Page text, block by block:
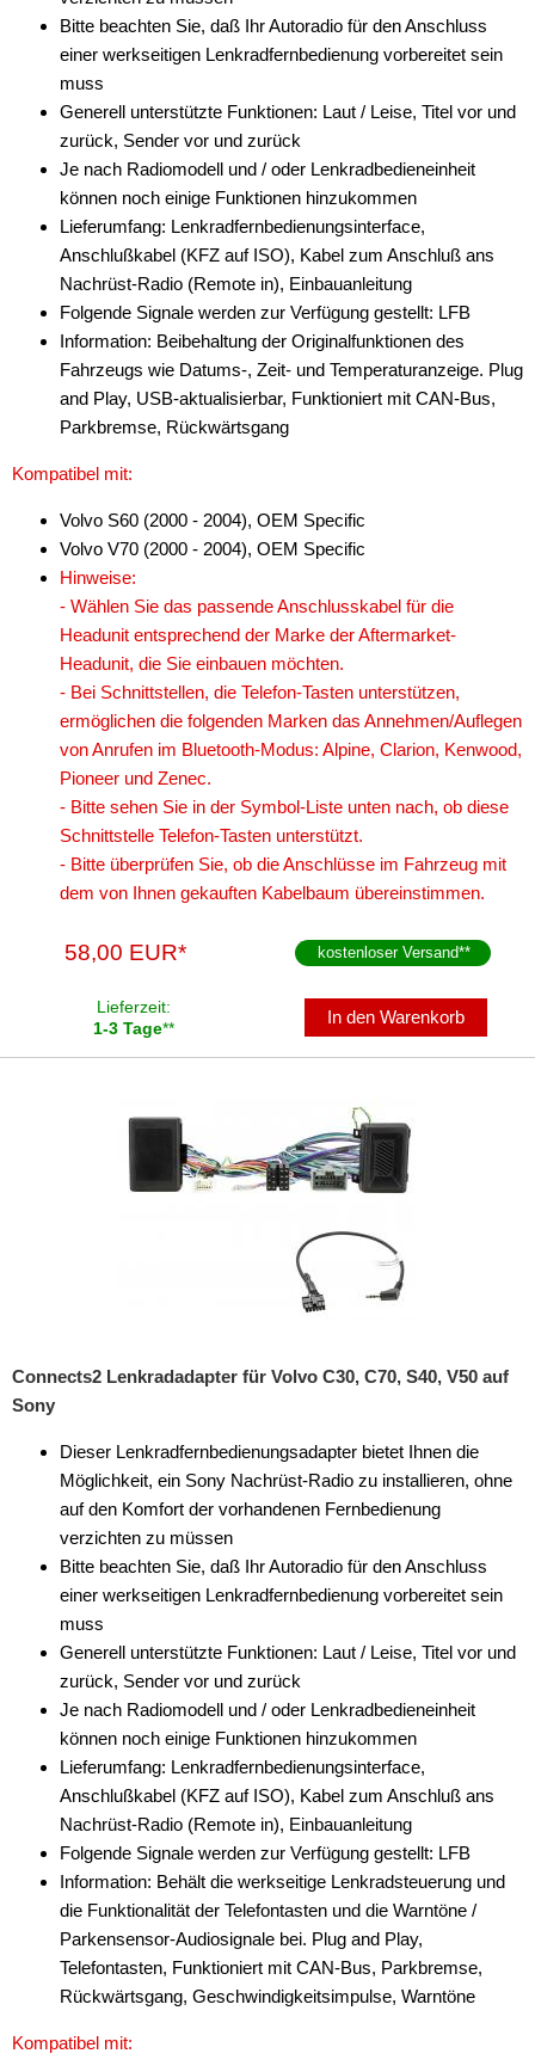
Aux-In-Adapter
CAN-BUS-Adapter
für Alfa Romeo
für BMW
für Chevrolet
für Citroen
für Fiat
für Ford
für General Motors
für Honda
für Hyundai
für Iveco
für Jeep
für John Deere
für Lancia
für Lincoln
für Mitsubishi
für Nissan
für Opel
für Porsche
für Renault
für Saab
für Scania
für Seat
für Smart
für Toyota
Bitte beachten Sie, daß Ihr Autoradio für den Anschluss
einer werkseitigen Lenkradfernbedienung vorbereitet sein
muss
Generell unterstützte Funktionen: Laut / Leise, Titel vor und
zurück, Sender vor und zurück
Je nach Radiomodell und / oder Lenkradbedieneinheit
können noch einige Funktionen hinzukommen
Lieferumfang: Lenkradfernbedienungsinterface,
Anschlußkabel (KFZ auf ISO), Kabel zum Anschluß ans
Nachrüst-Radio (Remote in), Einbauanleitung
Folgende Signale werden zur Verfügung gestellt: LFB
Information: Beibehaltung der Originalfunktionen des
Fahrzeugs wie Datums-, Zeit- und Temperaturanzeige. Plug
and Play, USB-aktualisierbar, Funktioniert mit CAN-Bus,
Parkbremse, Rückwärtsgang
Kompatibel mit:
Volvo S60 (2000 - 2004), OEM Specific
Volvo V70 (2000 - 2004), OEM Specific
Hinweise:
- Wählen Sie das passende Anschlusskabel für die
Headunit entsprechend der Marke der Aftermarket-
Headunit, die Sie einbauen möchten.
- Bei Schnittstellen, die Telefon-Tasten unterstützen,
ermöglichen die folgenden Marken das Annehmen/Auflegen
von Anrufen im Bluetooth-Modus: Alpine, Clarion, Kenwood,
Pioneer und Zenec.
- Bitte sehen Sie in der Symbol-Liste unten nach, ob diese
Schnittstelle Telefon-Tasten unterstützt.
- Bitte überprüfen Sie, ob die Anschlüsse im Fahrzeug mit
dem von Ihnen gekauften Kabelbaum übereinstimmen.
58,00 EUR* kostenloser Versand**
Lieferzeit:
1-3 Tage**
In den Warenkorb
Connects2 Lenkradadapter für Volvo C30, C70, S40, V50 auf
Sony
Dieser Lenkradfernbedienungsadapter bietet Ihnen die
Möglichkeit, ein Sony Nachrüst-Radio zu installieren, ohne
auf den Komfort der vorhandenen Fernbedienung
verzichten zu müssen
Bitte beachten Sie, daß Ihr Autoradio für den Anschluss
einer werkseitigen Lenkradfernbedienung vorbereitet sein
muss
Generell unterstützte Funktionen: Laut / Leise, Titel vor und
zurück, Sender vor und zurück
Je nach Radiomodell und / oder Lenkradbedieneinheit
können noch einige Funktionen hinzukommen
Lieferumfang: Lenkradfernbedienungsinterface,
Anschlußkabel (KFZ auf ISO), Kabel zum Anschluß ans
Nachrüst-Radio (Remote in), Einbauanleitung
Folgende Signale werden zur Verfügung gestellt: LFB
Information: Behält die werkseitige Lenkradsteuerung und
die Funktionalität der Telefontasten und die Warntöne /
Parkensensor-Audiosignale bei. Plug and Play,
Telefontasten, Funktioniert mit CAN-Bus, Parkbremse,
Rückwärtsgang, Geschwindigkeitsimpulse, Warntöne
Kompatibel mit: